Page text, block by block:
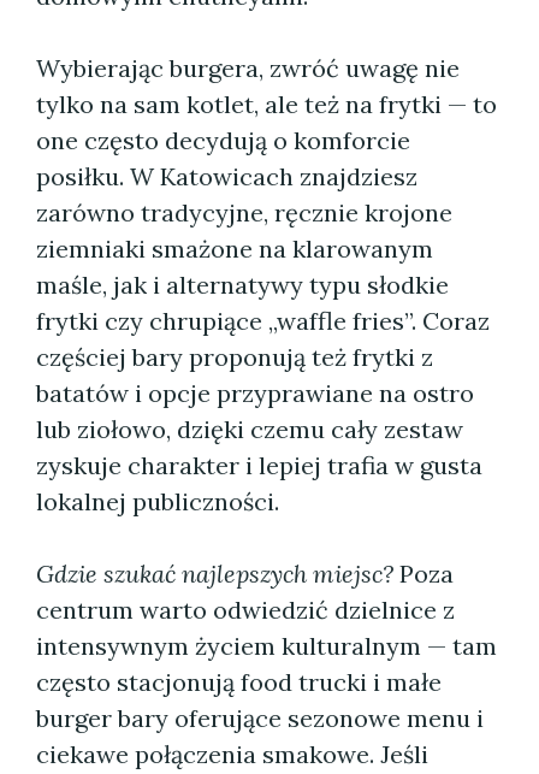
Wybierając burgera, zwróć uwagę nie
tylko na sam kotlet, ale też na frytki — to
one często decydują o komforcie
posiłku. W Katowicach znajdziesz
zarówno tradycyjne, ręcznie krojone
ziemniaki smażone na klarowanym
maśle, jak i alternatywy typu słodkie
frytki czy chrupiące „waffle fries”. Coraz
częściej bary proponują też frytki z
batatów i opcje przyprawiane na ostro
lub ziołowo, dzięki czemu cały zestaw
zyskuje charakter i lepiej trafia w gusta
lokalnej publiczności.
Gdzie szukać najlepszych miejsc? Poza
centrum warto odwiedzić dzielnice z
intensywnym życiem kulturalnym — tam
często stacjonują food trucki i małe
burger bary oferujące sezonowe menu i
ciekawe połączenia smakowe. Jeśli